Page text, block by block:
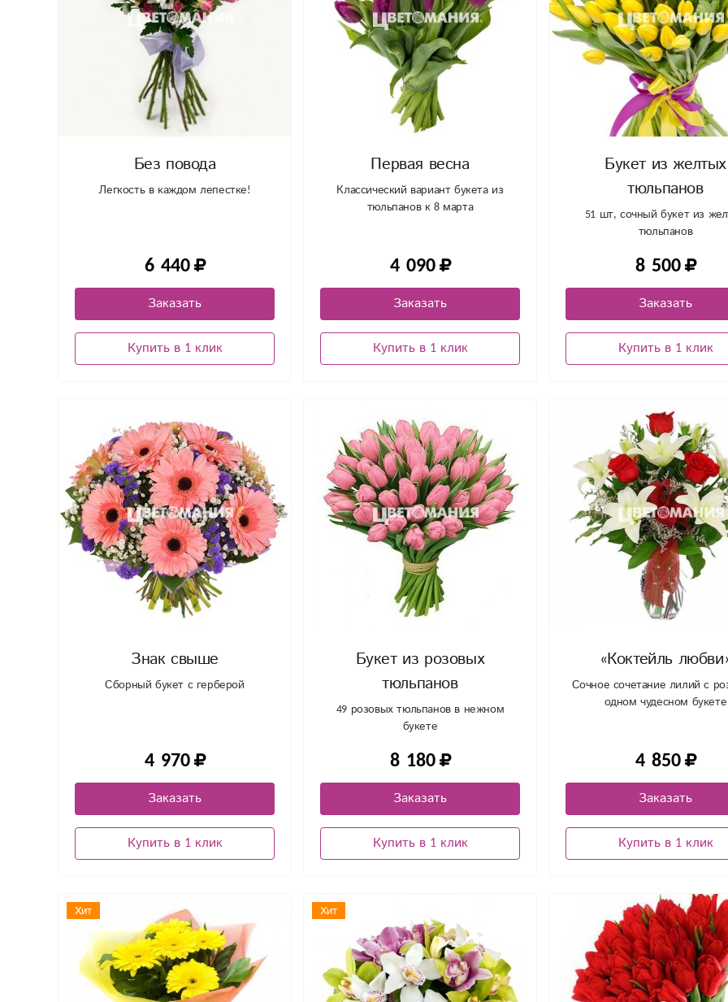
Без повода
Легкость в каждом лепестке!
6 440
Заказать
Купить в 1 клик
Первая весна
Классический вариант букета из
тюльпанов к 8 марта
4 090
Заказать
Купить в 1 клик
Букет из желтых
тюльпанов
51 шт, сочный букет из
тюльпанов
8 500
Заказать
Купить в 1 клик
Знак свыше
Сборный букет с герберой
4 970
Заказать
Купить в 1 клик
Букет из розовых
тюльпанов
49 розовых тюльпанов в нежном
букете
8 180
Заказать
Купить в 1 клик
«Коктейль
Сочное сочетание лилий с
одном чудесном букете
4 850
Заказать
Купить в 1 клик
Хит Хит